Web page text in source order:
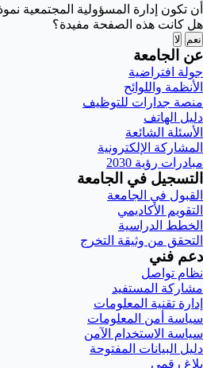
أن تكون إدارة المسؤولية المجتمعية
هل كانت هذه الصفحة مفيدة؟
نعم لا
عن الجامعة
جولة افتراضية
الأنظمة واللوائح
منصة جدارات للتوظيف
دليل الهاتف
الأسئلة الشائعة
المشاركة الإلكترونية
مبادرات رؤية 2030
التسجيل في الجامعة
القبول في الجامعة
التقويم الأكاديمي
الخطط الدراسية
التحقق من وثيقة التخرج
دعم فني
نظام تواصل
مشاركة المستفيد
إدارة تقنية المعلومات
سياسة أمن المعلومات
سياسة الاستخدام الآمن
دليل البيانات المفتوحة
بلاغ رقمي